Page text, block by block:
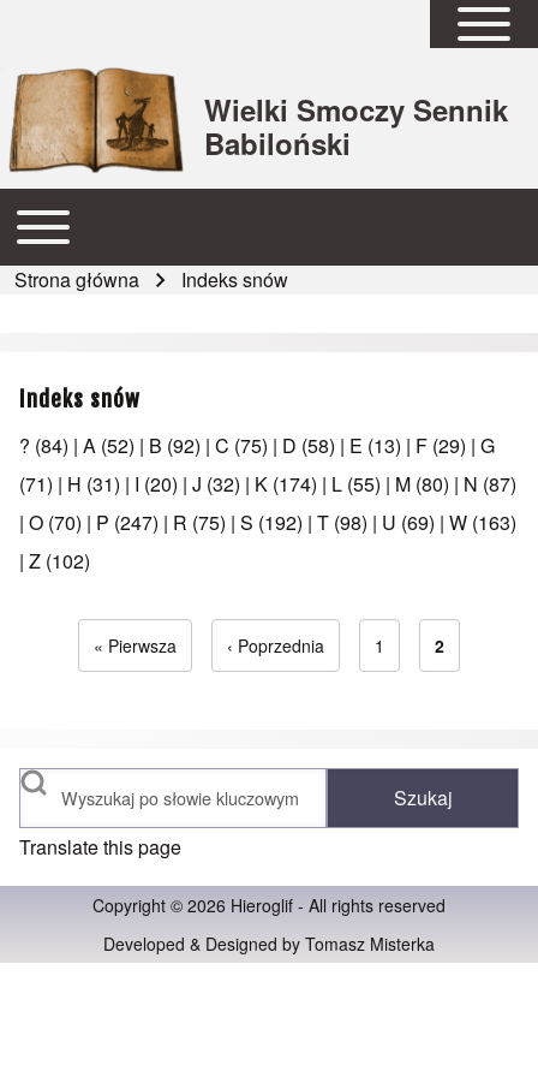
Wielki Smoczy Sennik
Babiloński
Główna nawigacja
Open or Close horizontal Main Menu
Strona główna Indeks snów
Indeks snów
? (84) | A (52) | B (92) | C (75) | D (58) | E (13) | F (29) | G
(71) | H (31) | I (20) | J (32) | K (174) | L (55) | M (80) | N (87)
| O (70) | P (247) | R (75) | S (192) | T (98) | U (69) | W (163)
| Z (102)
Stronicowanie
Pierwsza strona
« Pierwsza Poprzednia strona
‹ Poprzednia Strona
1 Bieżąca
2
Szukaj
Translate this page
Copyright © 2026 Hieroglif - All rights reserved
Developed & Designed by Tomasz Misterka